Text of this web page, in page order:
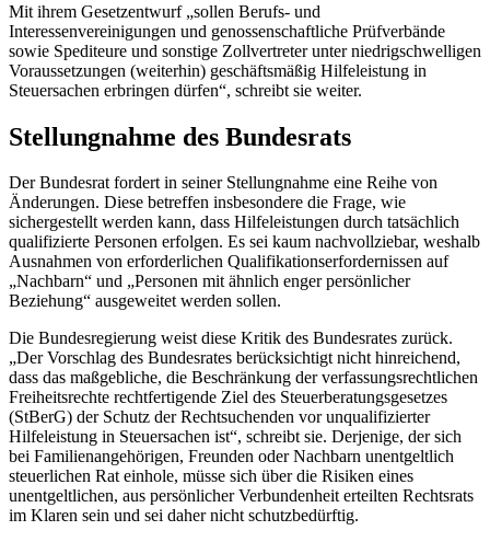
Mit ihrem Gesetzentwurf „sollen Berufs- und
Interessenvereinigungen und genossenschaftliche Prüfverbände
sowie Spediteure und sonstige Zollvertreter unter niedrigschwelligen
Voraussetzungen (weiterhin) geschäftsmäßig Hilfeleistung in
Steuersachen erbringen dürfen“, schreibt sie weiter.
Stellungnahme des Bundesrats
Der Bundesrat fordert in seiner Stellungnahme eine Reihe von
Änderungen. Diese betreffen insbesondere die Frage, wie
sichergestellt werden kann, dass Hilfeleistungen durch tatsächlich
qualifizierte Personen erfolgen. Es sei kaum nachvollziebar, weshalb
Ausnahmen von erforderlichen Qualifikationserfordernissen auf
„Nachbarn“ und „Personen mit ähnlich enger persönlicher
Beziehung“ ausgeweitet werden sollen.
Die Bundesregierung weist diese Kritik des Bundesrates zurück.
„Der Vorschlag des Bundesrates berücksichtigt nicht hinreichend,
dass das maßgebliche, die Beschränkung der verfassungsrechtlichen
Freiheitsrechte rechtfertigende Ziel des Steuerberatungsgesetzes
(StBerG) der Schutz der Rechtsuchenden vor unqualifizierter
Hilfeleistung in Steuersachen ist“, schreibt sie. Derjenige, der sich
bei Familienangehörigen, Freunden oder Nachbarn unentgeltlich
steuerlichen Rat einhole, müsse sich über die Risiken eines
unentgeltlichen, aus persönlicher Verbundenheit erteilten Rechtsrats
im Klaren sein und sei daher nicht schutzbedürftig.